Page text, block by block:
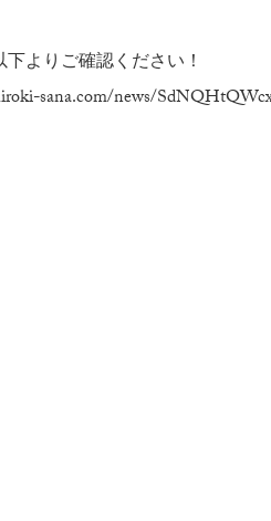
よりご確認ください！
sana.com/news/